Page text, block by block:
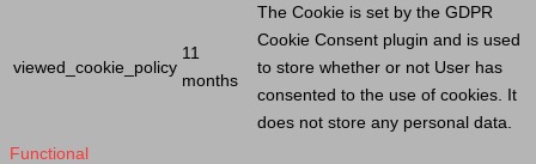
viewed_cookie_policy
11
months
The Cookie is set by the GDPR
Cookie Consent plugin and is used
to store whether or not User has
consented to the use of cookies. It
does not store any personal data.
Functional